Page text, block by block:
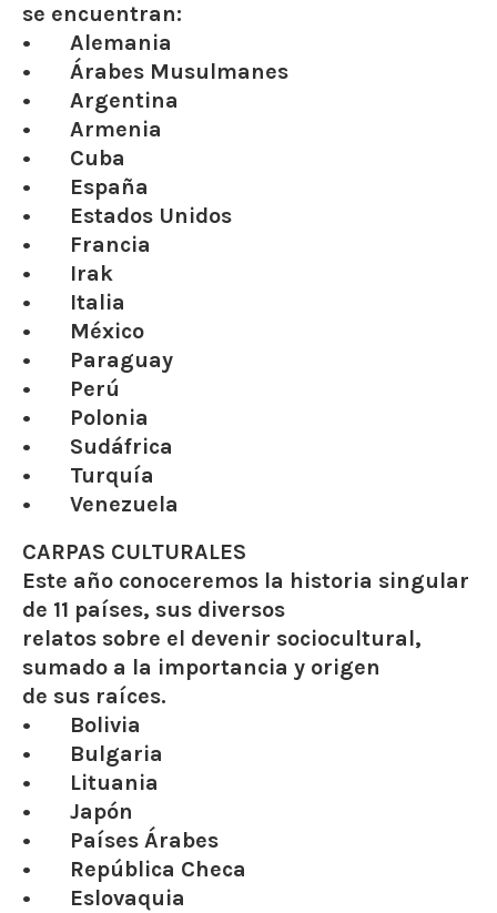
se encuentran:
• Alemania
• Árabes Musulmanes
• Argentina
• Armenia
• Cuba
• España
• Estados Unidos
• Francia
• Irak
• Italia
• México
• Paraguay
• Perú
• Polonia
• Sudáfrica
• Turquía
• Venezuela
CARPAS CULTURALES
Este año conoceremos la historia singular
de 11 países, sus diversos
relatos sobre el devenir sociocultural,
sumado a la importancia y origen
de sus raíces.
• Bolivia
• Bulgaria
• Lituania
• Japón
• Países Árabes
• República Checa
• Eslovaquia